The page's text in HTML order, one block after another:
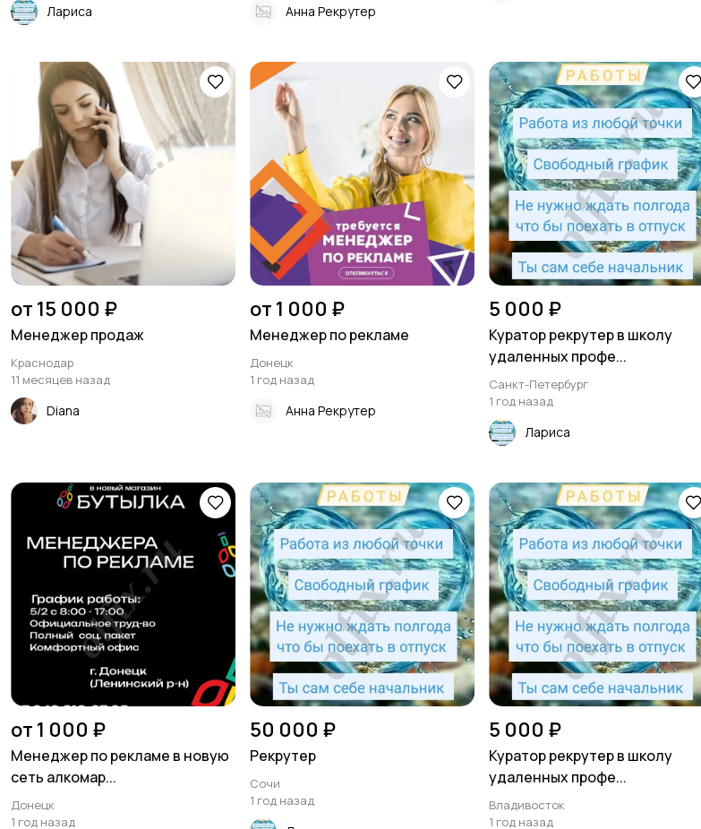
Лариса Анна Рекрутер
от 15 000 ₽
Менеджер продаж
Краснодар
11 месяцев назад
Diana
от 1 000 ₽
Менеджер по рекламе
Донецк
1 год назад
Анна Рекрутер
5 000 ₽
Куратор рекрутер в школу
удаленных профе...
Санкт-Петербург
1 год назад
Лариса
от 1 000 ₽
Менеджер по рекламе в новую
сеть алкомар...
Донецк
1 год назад
50 000 ₽
Рекрутер
Сочи
1 год назад
5 000 ₽
Куратор рекрутер в школу
удаленных профе...
Владивосток
1 год назад